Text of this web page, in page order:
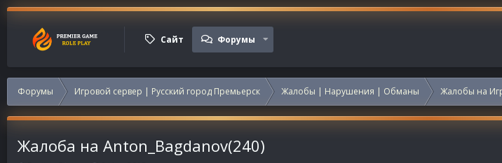
Сайт Форумы
Форумы Игровой сервер | Русский город Премьерск Жалобы | Нарушения | Обманы Жалобы на
Жалоба на Anton_Bagdanov(240)